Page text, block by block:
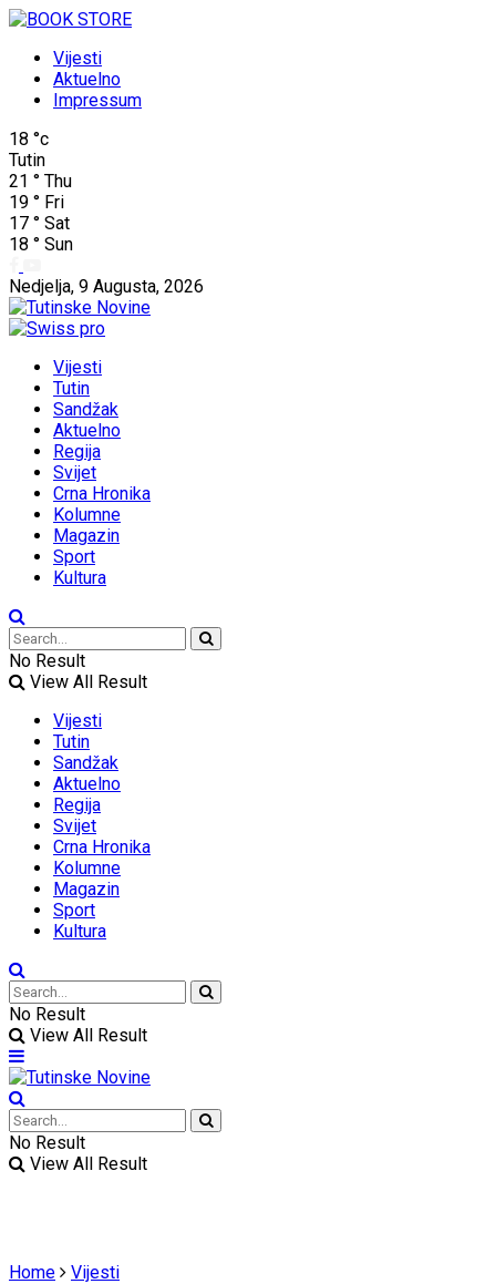
Vijesti
Aktuelno
Impressum
18 °c
Tutin
21 ° Thu
19 ° Fri
17 ° Sat
18 ° Sun
Nedjelja, 9 Augusta, 2026
Vijesti
Tutin
Sandžak
Aktuelno
Regija
Svijet
Crna Hronika
Kolumne
Magazin
Sport
Kultura
No Result
View All Result
Vijesti
Tutin
Sandžak
Aktuelno
Regija
Svijet
Crna Hronika
Kolumne
Magazin
Sport
Kultura
No Result
View All Result
No Result
View All Result
Home Vijesti